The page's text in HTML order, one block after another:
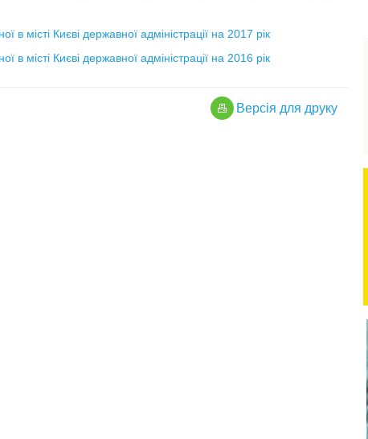
в місті Києві державної адміністрації на 2017 рік
в місті Києві державної адміністрації на 2016 рік
Версiя для друку